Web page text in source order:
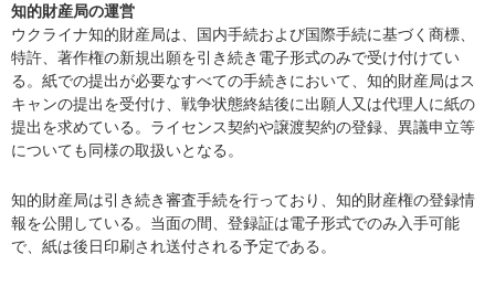
知的財産局の運営
ウクライナ知的財産局は、国内手続および国際手続に基づく商標、
特許、著作権の新規出願を引き続き電子形式のみで受け付けてい
る。紙での提出が必要なすべての手続きにおいて、知的財産局はス
キャンの提出を受付け、戦争状態終結後に出願人又は代理人に紙の
提出を求めている。ライセンス契約や譲渡契約の登録、異議申立等
についても同様の取扱いとなる。
知的財産局は引き続き審査手続を行っており、知的財産権の登録情
報を公開している。当面の間、登録証は電子形式でのみ入手可能
で、紙は後日印刷され送付される予定である。